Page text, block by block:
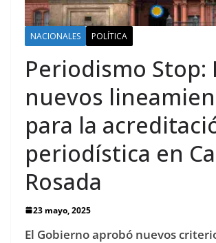
NACIONALES POLÍTICA
Periodismo Stop:
nuevos
para la
periodística en
Rosada
23 mayo, 2025
El Gobierno aprobó nuevos